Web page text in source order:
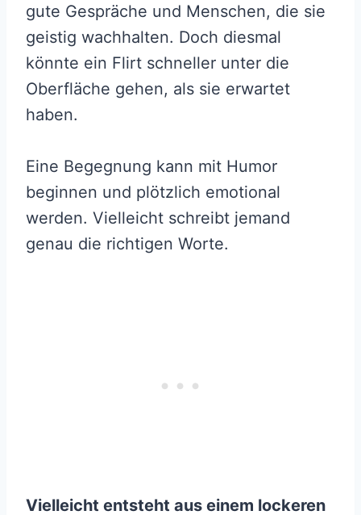
gute Gespräche und Menschen, die sie
geistig wachhalten. Doch diesmal
könnte ein Flirt schneller unter die
Oberfläche gehen, als sie erwartet
haben.
Eine Begegnung kann mit Humor
beginnen und plötzlich emotional
werden. Vielleicht schreibt jemand
genau die richtigen Worte.
Vielleicht entsteht aus einem lockeren